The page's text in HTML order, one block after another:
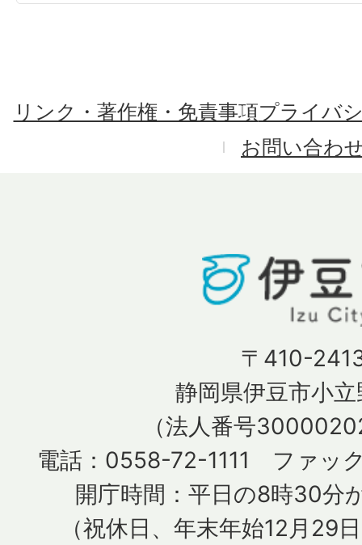
リンク・著作権・免責事項プライバ
お問い合わ
〒410-
静岡県伊豆市小
（法人番号
電話：0558-72-1111 ファッ
開庁時間：平日の8時30分
（祝休日、年末年始12月29